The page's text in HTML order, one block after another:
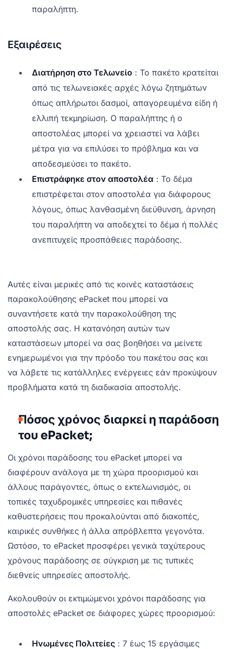
παραλήπτη.
Εξαιρέσεις
Διατήρηση στο Τελωνείο : Το πακέτο κρατείται
από τις τελωνειακές αρχές λόγω ζητημάτων
όπως απλήρωτοι δασμοί, απαγορευμένα είδη ή
ελλιπή τεκμηρίωση. Ο παραλήπτης ή ο
αποστολέας μπορεί να χρειαστεί να λάβει
μέτρα για να επιλύσει το πρόβλημα και να
αποδεσμεύσει το πακέτο.
Επιστράφηκε στον αποστολέα : Το δέμα
επιστρέφεται στον αποστολέα για διάφορους
λόγους, όπως λανθασμένη διεύθυνση, άρνηση
του παραλήπτη να αποδεχτεί το δέμα ή πολλές
ανεπιτυχείς προσπάθειες παράδοσης.
Αυτές είναι μερικές από τις κοινές καταστάσεις
παρακολούθησης ePacket που μπορεί να
συναντήσετε κατά την παρακολούθηση της
αποστολής σας. Η κατανόηση αυτών των
καταστάσεων μπορεί να σας βοηθήσει να μείνετε
ενημερωμένοι για την πρόοδο του πακέτου σας και
να λάβετε τις κατάλληλες ενέργειες εάν προκύψουν
προβλήματα κατά τη διαδικασία αποστολής.
Πόσος χρόνος διαρκεί η παράδοση
του ePacket;
Οι χρόνοι παράδοσης του ePacket μπορεί να
διαφέρουν ανάλογα με τη χώρα προορισμού και
άλλους παράγοντες, όπως ο εκτελωνισμός, οι
τοπικές ταχυδρομικές υπηρεσίες και πιθανές
καθυστερήσεις που προκαλούνται από διακοπές,
καιρικές συνθήκες ή άλλα απρόβλεπτα γεγονότα.
Ωστόσο, το ePacket προσφέρει γενικά ταχύτερους
χρόνους παράδοσης σε σύγκριση με τις τυπικές
διεθνείς υπηρεσίες αποστολής.
Ακολουθούν οι εκτιμώμενοι χρόνοι παράδοσης για
αποστολές ePacket σε διάφορες χώρες προορισμού:
Ηνωμένες Πολιτείες : 7 έως 15 εργάσιμες